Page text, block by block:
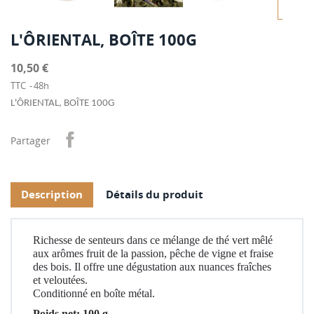
L'ÔRIENTAL, BOÎTE 100G
10,50 €
TTC 48h
L'ÔRIENTAL, BOÎTE 100G
Partager
Description Détails du produit
Richesse de senteurs dans ce mélange de thé vert mêlé
aux arômes fruit de la passion, pêche de vigne et fraise
des bois. Il offre une dégustation aux nuances fraîches
et veloutées.
Conditionné en boîte métal.